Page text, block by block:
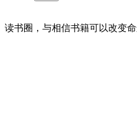
读书圈，与相信书籍可以改变